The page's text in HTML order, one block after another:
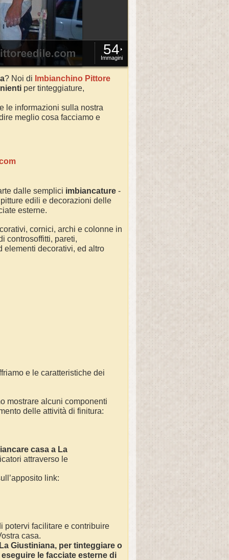
54
Immagini
? Noi di Imbianchino Pittore
per tinteggiature,
le informazioni sulla nostra
meglio cosa facciamo e
dalle semplici imbiancature -
edili e decorazioni delle
esterne.
cornici, archi e colonne in
controsoffitti, pareti,
elementi decorativi, ed altro
e le caratteristiche dei
mostrare alcuni componenti
delle attività di finitura:
casa a La
attraverso le
link:
potervi facilitare e contribuire
casa.
Giustiniana, per tinteggiare o
le facciate esterne di